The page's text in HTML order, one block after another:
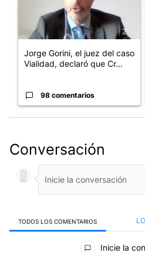
Jorge Gorini, el juez del caso
Vialidad, declaró que Cr...
98 comentarios
Conversación
TODOS LOS COMENTARIOS
Todos los comentarios
Inicie la